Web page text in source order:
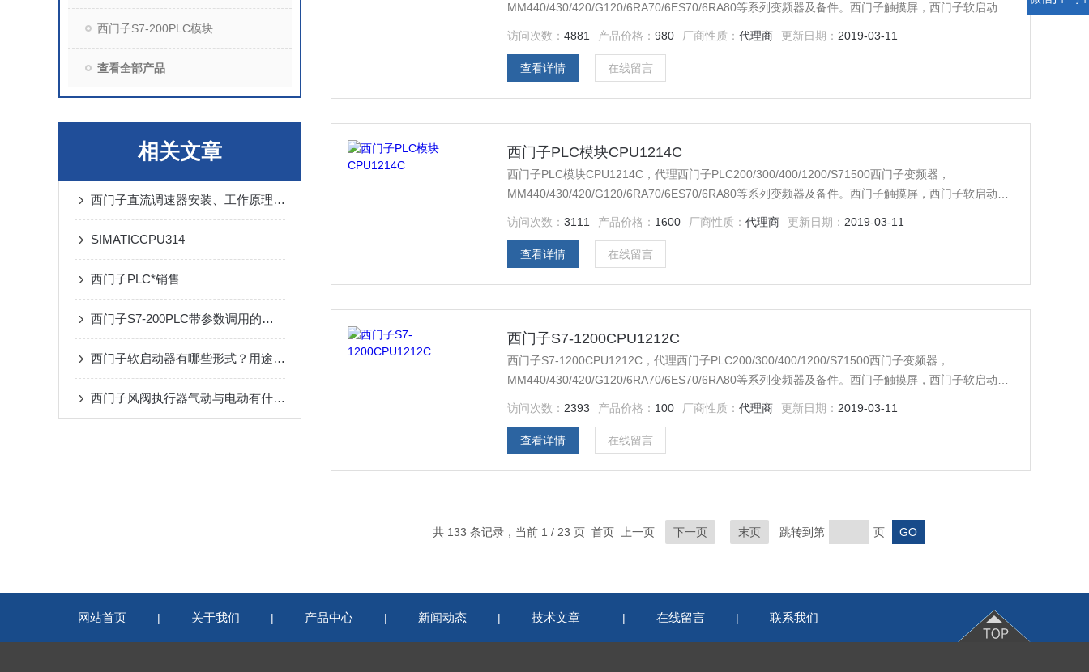
西门子S7-200PLC模块
查看全部产品
相关文章
西门子直流调速器安装、工作原理以及调速步骤说明
SIMATICCPU314
西门子PLC*销售
西门子S7-200PLC带参数调用的子程序运行为什么异常？
西门子软启动器有哪些形式？用途中遇到故障怎么办？
西门子风阀执行器气动与电动有什么区别？
MM440/430/420/G120/6RA70/6ES70/6RA80等系列变频器及备件。西门子触摸屏，西门子软启动
访问次数：4881 产品价格：980 厂商性质：代理商 更新日期： 2019-03-11
查看详情 在线留言
西门子PLC模块CPU1214C
西门子PLC模块CPU1214C，代理西门子PLC200/300/400/1200/S71500西门子变频器，
MM440/430/420/G120/6RA70/6ES70/6RA80等系列变频器及备件。西门子触摸屏，西门子软启动
访问次数：3111 产品价格： 1600 厂商性质：代理商 更新日期： 2019-03-11
查看详情 在线留言
西门子S7-1200CPU1212C
西门子S7-1200CPU1212C，代理西门子PLC200/300/400/1200/S71500西门子变频器，
MM440/430/420/G120/6RA70/6ES70/6RA80等系列变频器及备件。西门子触摸屏，西门子软启动
访问次数： 2393 产品价格： 100 厂商性质：代理商 更新日期： 2019-03-11
查看详情 在线留言
共 133 条记录，当前 1 / 23 页 首页 上一页 下一页 末页 跳转到第 页
网站首页 | 关于我们 | 产品中心 | 新闻动态 | 技术文章 | 在线留言 | 联系我们